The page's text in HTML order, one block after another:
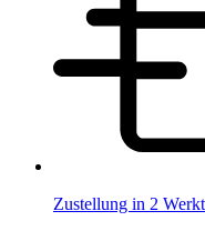
Zustellung in 2